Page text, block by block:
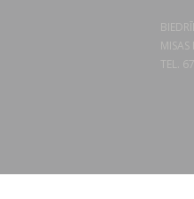
TEL.